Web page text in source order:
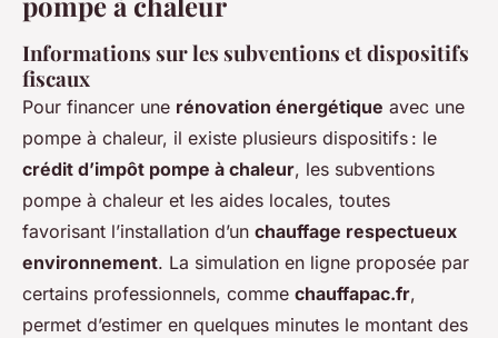
Informations sur les subventions et dispositifs
fiscaux
Pour financer une rénovation énergétique avec une
pompe à chaleur, il existe plusieurs dispositifs : le
crédit d’impôt pompe à chaleur, les subventions
pompe à chaleur et les aides locales, toutes
favorisant l’installation d’un chauffage respectueux
environnement. La simulation en ligne proposée par
certains professionnels, comme chauffapac.fr,
permet d’estimer en quelques minutes le montant des